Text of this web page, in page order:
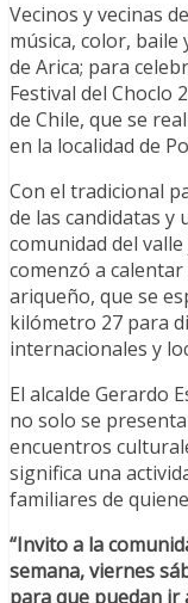
Vecinos y vecinas
música, color, baile
de Arica; para
Festival del Choclo
de Chile, que se
en la localidad de
Con el tradicional
de las candidatas y
comunidad del
comenzó a
ariqueño, que se
kilómetro 27 para
internacionales y
El alcalde Gerardo
no solo se
encuentros
significa una
familiares de
“Invito a la
semana, viernes
para que puedan ir